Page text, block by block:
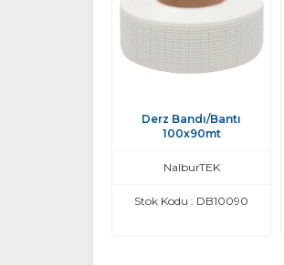
Derz Bandı/Bantı
100x90mt
NalburTEK
Stok Kodu : DB10090